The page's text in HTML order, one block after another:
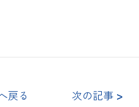
戻る 次の記事 >